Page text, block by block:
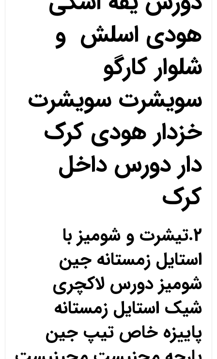
هودی اسلش و
شلوار کارگو
سویشرت سویشرت
خزدار هودی کرک
دار دورس داخل
کرک
2.تیشرت و شومیز با
استایل زمستانه جین
شومیز دورس لاکچری
شیک استایل زمستانه
پاییزه خاص تیپ جین